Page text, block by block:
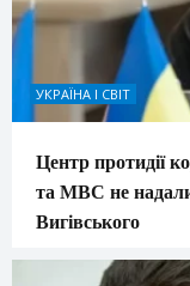
УКРАЇНА І СВІТ
Центр протидії
та МВС не надали
Вигівського